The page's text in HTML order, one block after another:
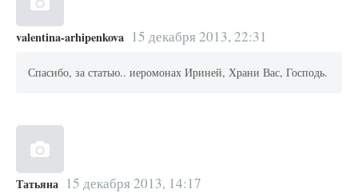
valentina-arhipenkova 15 декабря 2013, 22:31
Спасибо, за статью.. иеромонах Ириней, Храни Вас, Господь.
Татьяна 15 декабря 2013, 14:17